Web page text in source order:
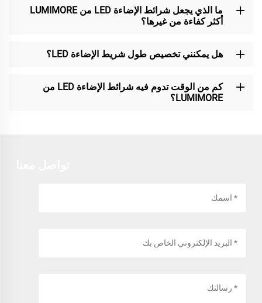
ما الذي يجعل شرائط الإضاءة LED من LUMIMORE
أكثر كفاءة من غيرها؟
هل يمكنني تخصيص طول شريط الإضاءة LED؟
كم من الوقت تدوم فيه شرائط الإضاءة LED من
LUMIMORE؟